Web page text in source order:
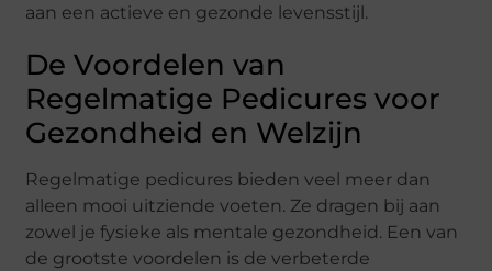
aan een actieve en gezonde levensstijl.
De Voordelen van
Regelmatige Pedicures voor
Gezondheid en Welzijn
Regelmatige pedicures bieden veel meer dan
alleen mooi uitziende voeten. Ze dragen bij aan
zowel je fysieke als mentale gezondheid. Een van
de grootste voordelen is de verbeterde